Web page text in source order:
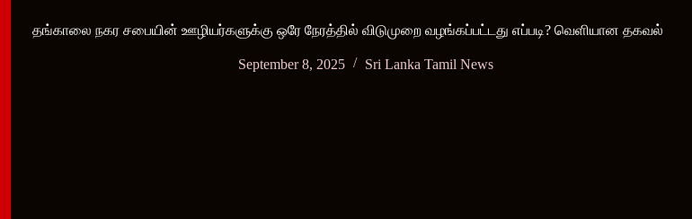
தங்காலை நகர சபையின் ஊழியர்களுக்கு ஒரே நேரத்தில் விடுமுறை வழங்கப்பட்டது எப்படி? வெளியான தகவல்
September 8, 2025 Sri Lanka Tamil News